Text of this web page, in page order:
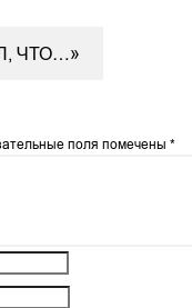
ЧТО…»
поля помечены*